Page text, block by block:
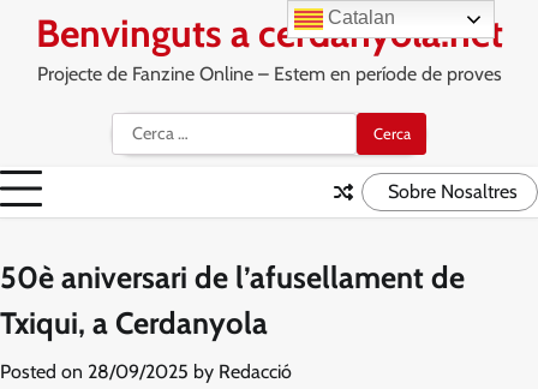
content
Benvinguts a cerdanyola.net
Projecte de Fanzine Online – Estem en període de proves
Cerca:
Sobre Nosaltres
50è aniversari de l’afusellament de
Txiqui, a Cerdanyola
Posted on 28/09/2025 by Redacció
Catalan